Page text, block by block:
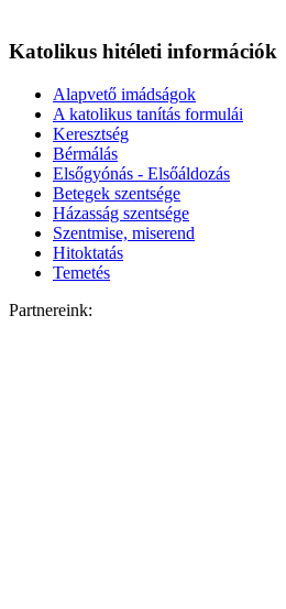
Katolikus hitéleti információk
Alapvető imádságok
A katolikus tanítás formulái
Keresztség
Bérmálás
Elsőgyónás - Elsőáldozás
Betegek szentsége
Házasság szentsége
Szentmise, miserend
Hitoktatás
Temetés
Partnereink: